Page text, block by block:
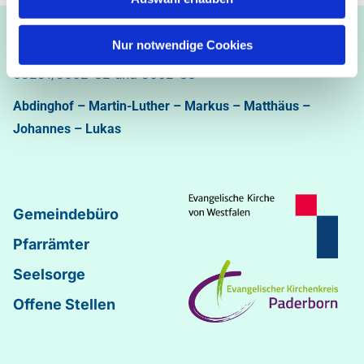
Nur notwendige Cookies
Ev.-luth. Kirchengemeinde Paderborn
Bastfelder Weg 30 - 33098 Paderborn
05251/5002-32 und 5002-33
Abdinghof – Martin-Luther – Markus – Matthäus –
Johannes – Lukas
Gemeindebüro
Pfarrämter
Seelsorge
Offene Stellen